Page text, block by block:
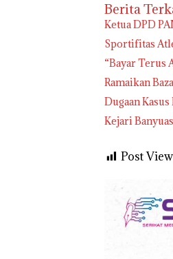
Berita
Ketua DPD
Sportifitas
“Bayar Terus
Ramaikan
Dugaan
Kejari
Post